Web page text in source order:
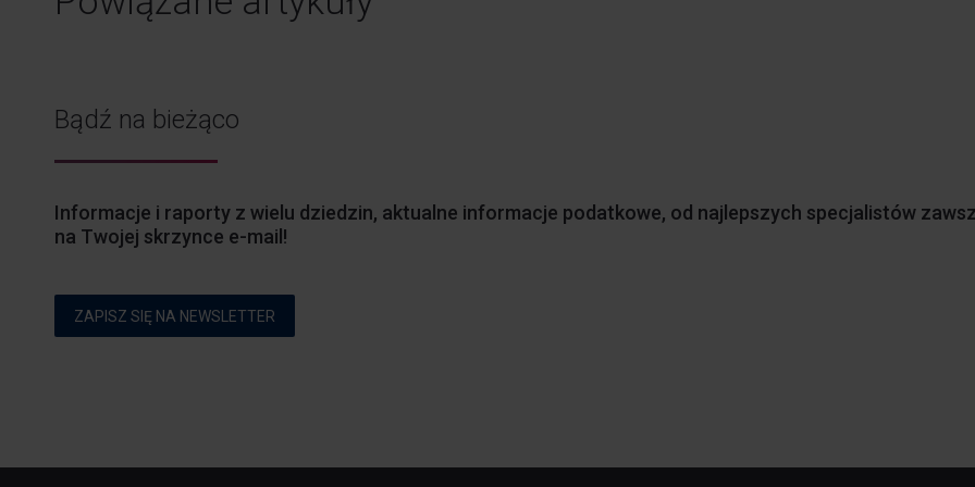
Bądź na bieżąco
Informacje i raporty z wielu dziedzin, aktualne informacje podatkowe, od najlepszych specjalistów
na Twojej skrzynce e-mail!
ZAPISZ SIĘ NA NEWSLETTER